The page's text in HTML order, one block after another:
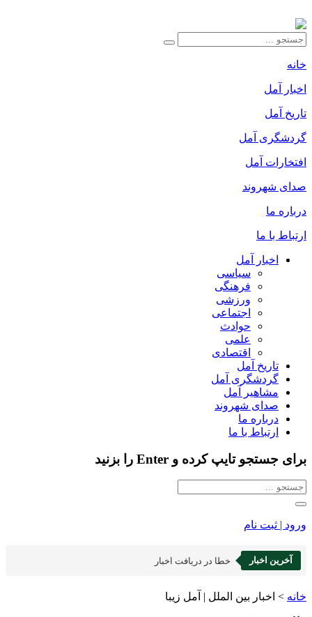
خانه
اخبار آمل
تاریخ آمل
گردشگری آمل
افتخارات آمل
صدای شهروند
درباره ما
ارتباط با ما
اخبار آمل
سیاسی
فرهنگی
ورزشی
اجتماعی
حوادث
علمی
اقتصادی
تاریخ آمل
گردشگری آمل
مشاهیر آمل
صدای شهروند
درباره ما
ارتباط با ما
برای جستجو تایپ کرده و Enter را بزنید
ورود | ثبت نام
آخرین اخبار خطا در دریافت اخبار
خانه > اخبار بین الملل | آمل زیبا